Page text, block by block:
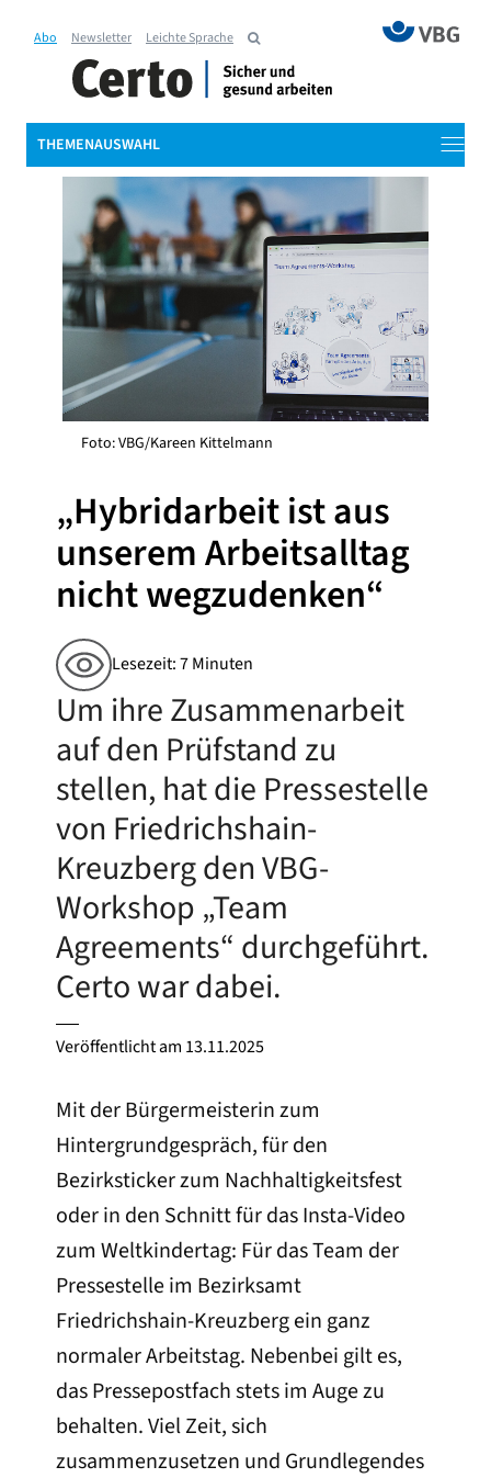
Abo Newsletter Leichte Sprache
THEMENAUSWAHL
Foto: VBG/Kareen Kittelmann
„Hybridarbeit ist aus
unserem Arbeitsalltag
nicht wegzudenken“
Lesezeit: 7 Minuten
Um ihre Zusammenarbeit
auf den Prüfstand zu
stellen, hat die Pressestelle
von Friedrichshain-
Kreuzberg den VBG-
Workshop „Team
Agreements“ durchgeführt.
Certo war dabei.
Veröffentlicht am 13.11.2025
Mit der Bürgermeisterin zum
Hintergrundgespräch, für den
Bezirksticker zum Nachhaltigkeitsfest
oder in den Schnitt für das Insta-Video
zum Weltkindertag: Für das Team der
Pressestelle im Bezirksamt
Friedrichshain-Kreuzberg ein ganz
normaler Arbeitstag. Nebenbei gilt es,
das Pressepostfach stets im Auge zu
behalten. Viel Zeit, sich
zusammenzusetzen und Grundlegendes